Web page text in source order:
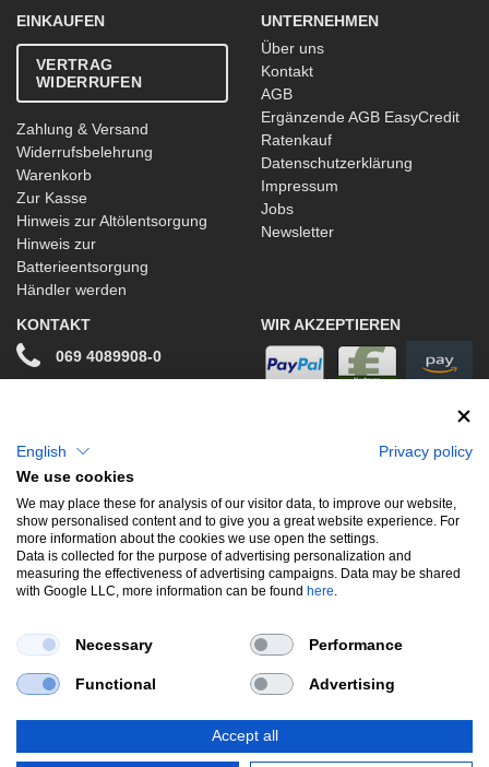
EINKAUFEN
VERTRAG
WIDERRUFEN
Zahlung & Versand
Widerrufsbelehrung
Warenkorb
Zur Kasse
Hinweis zur Altölentsorgung
Hinweis zur
Batterieentsorgung
Händler werden
UNTERNEHMEN
Über uns
Kontakt
AGB
Ergänzende AGB EasyCredit
Ratenkauf
Datenschutzerklärung
Impressum
Jobs
Newsletter
KONTAKT
069 4089908-0
Facebook
Instagram
WIR AKZEPTIEREN
UNSERE BELIEBTESTEN PRODUKTE
Gewindefahrwerke
Auspuffklappen
Endschalldämpfer Bremsscheiben Carbon Style & Aerodynamik
*Alle Preise verstehen sich inkl. MwSt. zzgl.Versandkosten. Versandkostenfrei
English
Privacy policy
We use cookies
We may place these for analysis of our visitor data, to improve our website,
show personalised content and to give you a great website experience. For
more information about the cookies we use open the settings.
Data is collected for the purpose of advertising personalization and
measuring the effectiveness of advertising campaigns. Data may be shared
with Google LLC, more information can be found here.
Necessary Performance
Functional Advertising
Accept all